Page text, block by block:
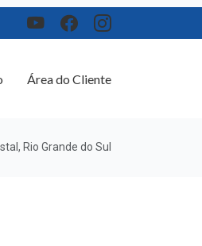
Área do Cliente
Rio Grande do Sul